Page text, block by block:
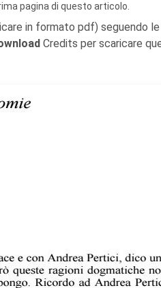
pagina di questo articolo.
in formato pdf) seguendo
Credits per scaricare